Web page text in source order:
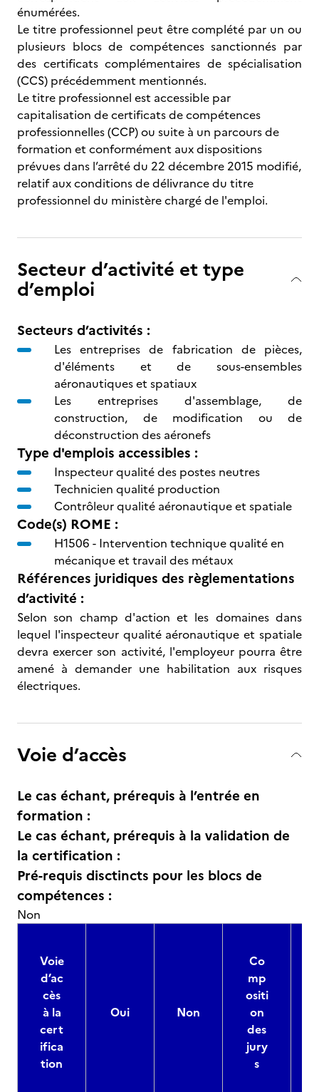
énumérées.
Le titre professionnel peut être complété par un ou
plusieurs blocs de compétences sanctionnés par
des certificats complémentaires de spécialisation
(CCS) précédemment mentionnés.
Le titre professionnel est accessible par
capitalisation de certificats de compétences
professionnelles (CCP) ou suite à un parcours de
formation et conformément aux dispositions
prévues dans l’arrêté du 22 décembre 2015 modifié,
relatif aux conditions de délivrance du titre
professionnel du ministère chargé de l'emploi.
Secteur d’activité et type
d’emploi
Secteurs d’activités :
Les entreprises de fabrication de pièces,
d'éléments et de sous-ensembles
aéronautiques et spatiaux
Les entreprises d'assemblage, de
construction, de modification ou de
déconstruction des aéronefs
Type d'emplois accessibles :
Inspecteur qualité des postes neutres
Technicien qualité production
Contrôleur qualité aéronautique et spatiale
Code(s) ROME :
H1506 - Intervention technique qualité en
mécanique et travail des métaux
Références juridiques des règlementations
d’activité :
Selon son champ d'action et les domaines dans
lequel l'inspecteur qualité aéronautique et spatiale
devra exercer son activité, l'employeur pourra être
amené à demander une habilitation aux risques
électriques.
Voie d’accès
Le cas échant, prérequis à l’entrée en
formation :
Le cas échant, prérequis à la validation de
la certification :
Pré-requis disctincts pour les blocs de
compétences :
Non
Voie
d’ac
cès
à la
cert
ifica
tion
Oui Non
Co
mp
ositi
on
des
jury
s